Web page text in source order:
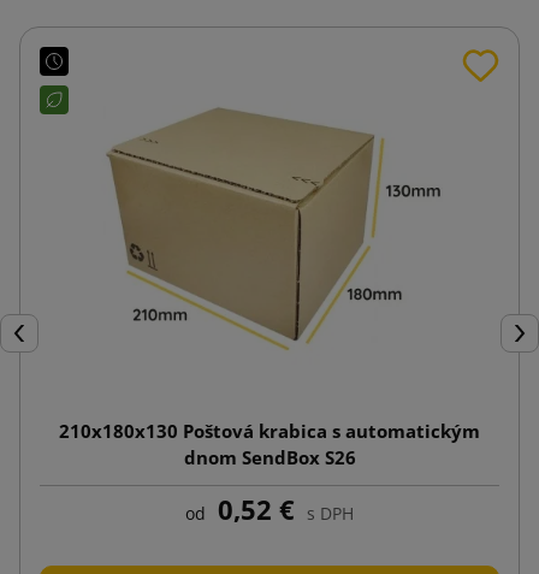
Späť
210x180x130 Poštová krabica s automatickým
dnom SendBox S26
od 0,52 € s DPH